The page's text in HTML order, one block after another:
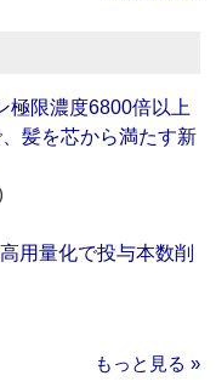
極限濃度6800倍以上
髪を芯から満たす新
用量化で投与本数削
もっと見る »